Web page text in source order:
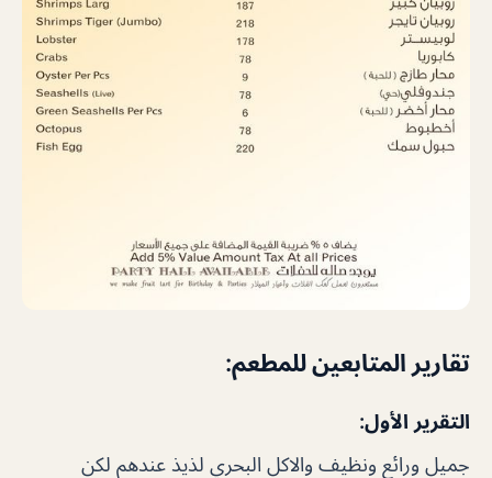
تقارير المتابعين للمطعم:
التقرير الأول:
جميل ورائع ونظيف والاكل البحري لذيذ عندهم لكن